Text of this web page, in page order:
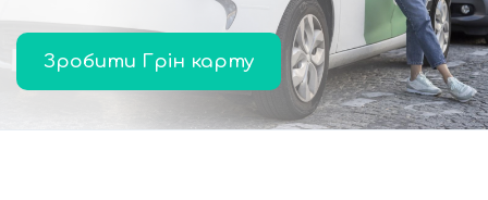
Зробити Грін карту